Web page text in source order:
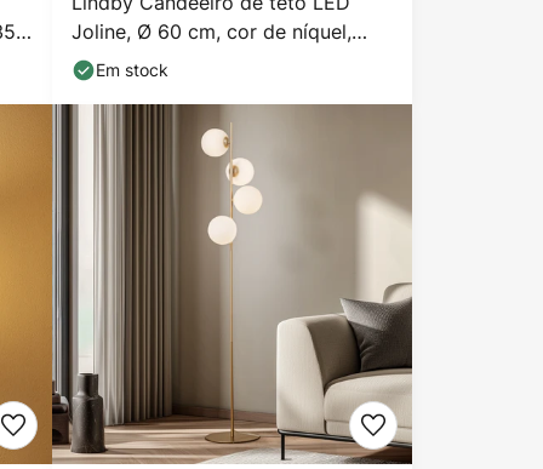
Joline, Ø 60 cm, cor de níquel,
metalEm stock